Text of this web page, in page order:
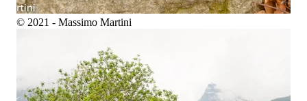
© 2021 - Massimo Martini